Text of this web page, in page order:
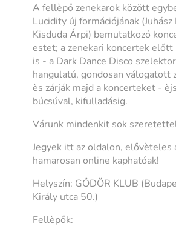
A fellèpő zenekarok között
Lucidity új formációjának
Kisduda Árpi) bemutatkozó
estet; a zenekari koncertek előtt
is - a Dark Dance Disco
hangulatú, gondosan válogatott
ès zárják majd a koncerteket -
búcsúval, kifulladásig.
Várunk mindenkit sok
Jegyek itt az oldalon, elővèteles
hamarosan online kaphatóak!
Helyszín: GÖDÖR KLUB
Király utca 50.)
Fellèpők: